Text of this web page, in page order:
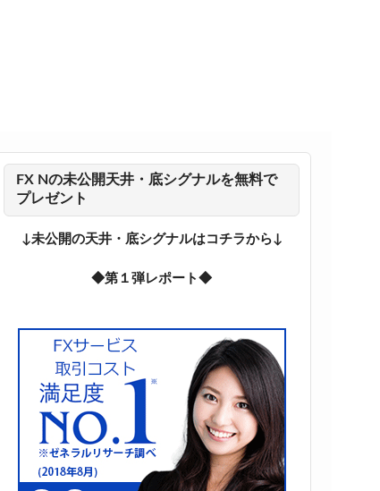
FX Nの未公開天井・底シグナルを無料で
プレゼント
↓未公開の天井・底シグナルはコチラから↓
◆第１弾レポート◆